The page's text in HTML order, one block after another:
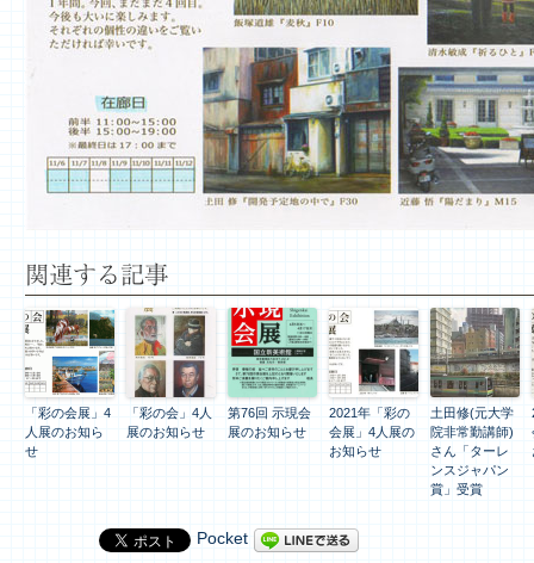
関連する記事
「彩の会展」4
人展のお知ら
せ
「彩の会」4人
展のお知らせ
第76回 示現会
展のお知らせ
2021年「彩の
会展」4人展の
お知らせ
土田修(元大学
院非常勤講師)
さん「ターレ
ンスジャパン
賞」受賞
Pocket